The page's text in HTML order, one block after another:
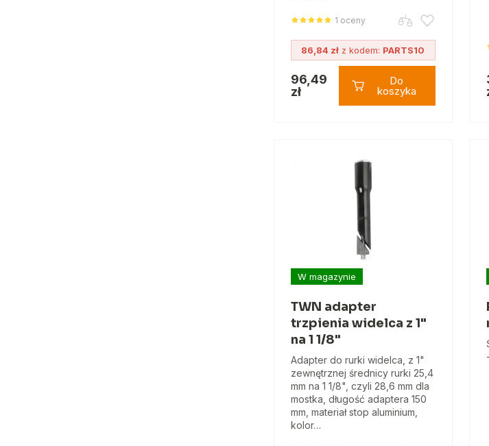
1 oceny
86,84 zł z kodem: PARTS10
96,49
zł
Do
koszyka
W magazynie
TWN adapter
trzpienia widelca z 1"
na 1 1/8"
Adapter do rurki widelca, z 1"
zewnętrznej średnicy rurki 25,4
mm na 1 1/8", czyli 28,6 mm dla
mostka, długość adaptera 150
mm, materiał stop aluminium,
kolor…